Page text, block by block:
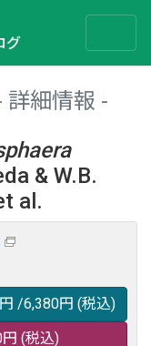
グ
詳細情報
& W.B.
al.
のバナー(DBRP)か
/6,380円 (税込)
(税込)